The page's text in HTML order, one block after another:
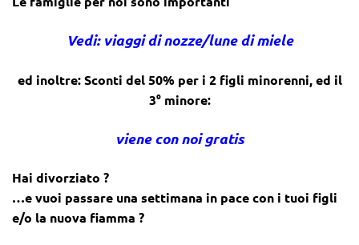
Vedi: viaggi di nozze/lune di miele
ed inoltre: Sconti del 50% per i 2 figli minorenni, ed il
3° minore:
viene con noi gratis
Hai divorziato ?
…e vuoi passare una settimana in pace con i tuoi figli
e/o la nuova fiamma ?